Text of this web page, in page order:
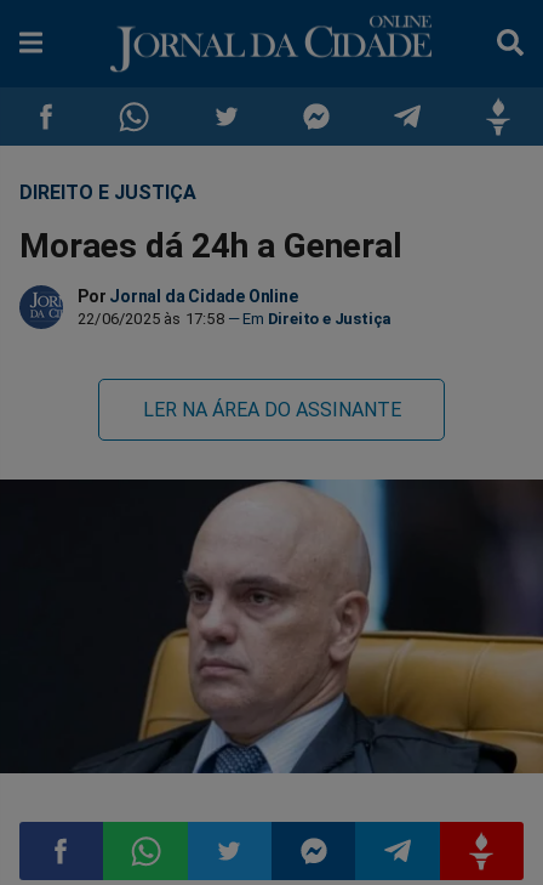
Compartilhar
no
Facebook
Compartilhar
no
Whatsapp
Compartilhar
no
Twitter
no
Messenger
no
Telegram
DIREITO E JUSTIÇA
Moraes dá 24h a General
Por Jornal da Cidade Online
22/06/2025 às 17:58 Direito e Justiça
LER NA ÁREA DO ASSINANTE